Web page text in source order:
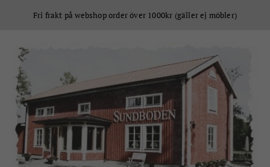
Fri frakt på webshop order över 1000kr (gäller ej möbler)